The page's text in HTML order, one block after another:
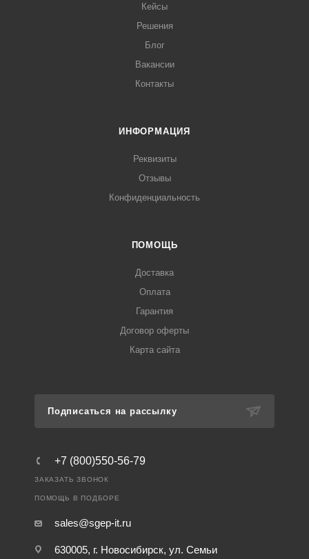
Кейсы
Решения
Блог
Вакансии
Контакты
ИНФОРМАЦИЯ
Реквизиты
Отзывы
Конфиденциальность
ПОМОЩЬ
Доставка
Оплата
Гарантия
Договор оферты
Карта сайта
Подписаться на рассылку
+7 (800)550-56-79
ЗАКАЗАТЬ ЗВОНОК
ПОМОЩЬ В ПОДБОРЕ
sales@sgep-it.ru
630005, г. Новосибирск, ул. Семьи